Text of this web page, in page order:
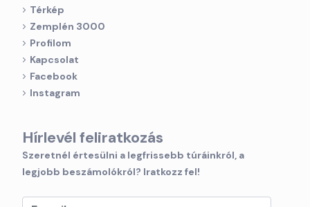
Térkép
Zemplén 3000
Profilom
Kapcsolat
Facebook
Instagram
Hírlevél feliratkozás
Szeretnél értesülni a legfrissebb túráinkról, a
legjobb beszámolókról? Iratkozz fel!